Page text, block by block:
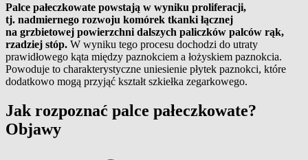
Palce pałeczkowate powstają w wyniku proliferacji,
tj. nadmiernego rozwoju komórek tkanki łącznej
na grzbietowej powierzchni dalszych paliczków palców rąk,
rzadziej stóp. W wyniku tego procesu dochodzi do utraty
prawidłowego kąta między paznokciem a łożyskiem paznokcia.
Powoduje to charakterystyczne uniesienie płytek paznokci, które
dodatkowo mogą przyjąć kształt szkiełka zegarkowego.
Jak rozpoznać palce pałeczkowate?
Objawy